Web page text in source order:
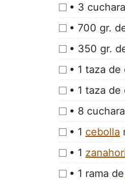
• 3
• 700 gr.
• 350 gr.
• 1 taza
• 1 taza
• 8
• 1 cebolla
• 1
• 1 rama de